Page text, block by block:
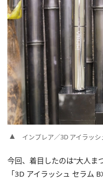
インプレア／3D アイラッ
今回、着目したのは“大人ま
「3D アイラッシュ セラム